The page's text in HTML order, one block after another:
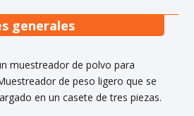
generales
muestreador de polvo para
de peso ligero que se
en un casete de tres piezas.